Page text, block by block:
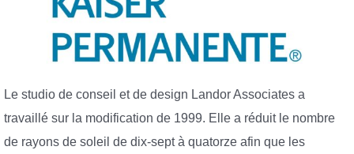
Le studio de conseil et de design Landor Associates a
travaillé sur la modification de 1999. Elle a réduit le nombre
de rayons de soleil de dix-sept à quatorze afin que les